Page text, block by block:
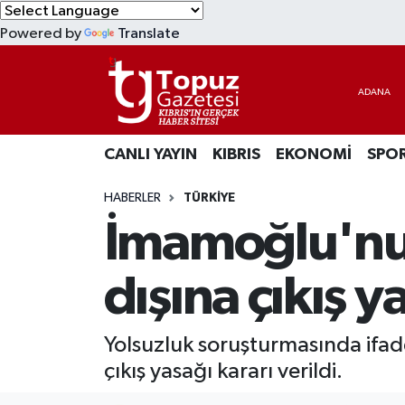
Powered by Translate
CANLI YAYIN KIBRIS EKONOMİ
HABERLER TÜRKİYE
dışına çıkış
Yolsuzluk soruşturmasında
çıkış yasağı kararı verildi.
EKONOMİ
MAGAZİN
TEKNOLOJİ
Lefkoşa Nöbetçi Eczaneler
Lefkoşa Hava Durumu
Lefkoşa Trafik Yoğunluk Haritası
Süper Lig Puan Durumu ve Fikstür
Son Dakika Haberleri
Haber Arşivi